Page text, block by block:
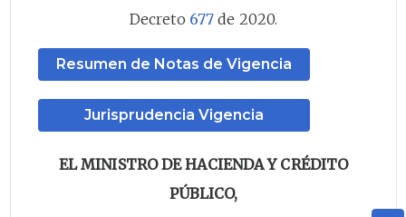
Decreto 677 de 2020.
Resumen de Notas de Vigencia
Jurisprudencia Vigencia
EL MINISTRO DE HACIENDA Y CRÉDITO
PÚBLICO,